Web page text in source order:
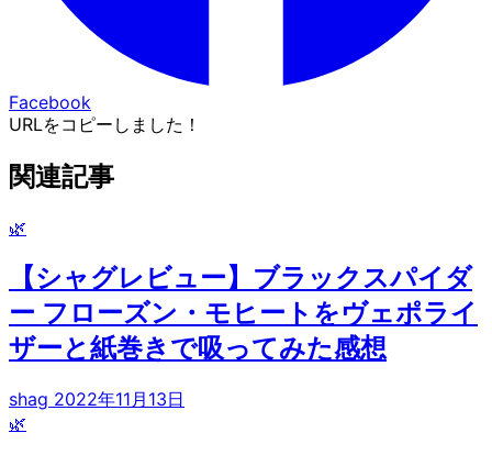
Facebook
URLをコピーしました！
関連記事
🌿
【シャグレビュー】ブラックスパイダ
ー フローズン・モヒートをヴェポライ
ザーと紙巻きで吸ってみた感想
shag 2022年11月13日
🌿